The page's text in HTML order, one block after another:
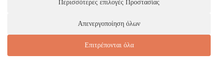
ΕΓΓΡΑΦΗ
Web Future
Περισσότερες επιλογές Προστασίας
Απενεργοποίηση όλων
Επιτρέπονται όλα